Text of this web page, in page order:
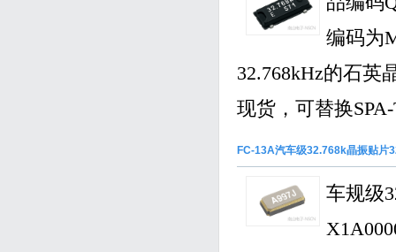
编码为
32.768kHz的石英
现货，可替换
FC-13A汽车级32.768k晶振贴片
车规级